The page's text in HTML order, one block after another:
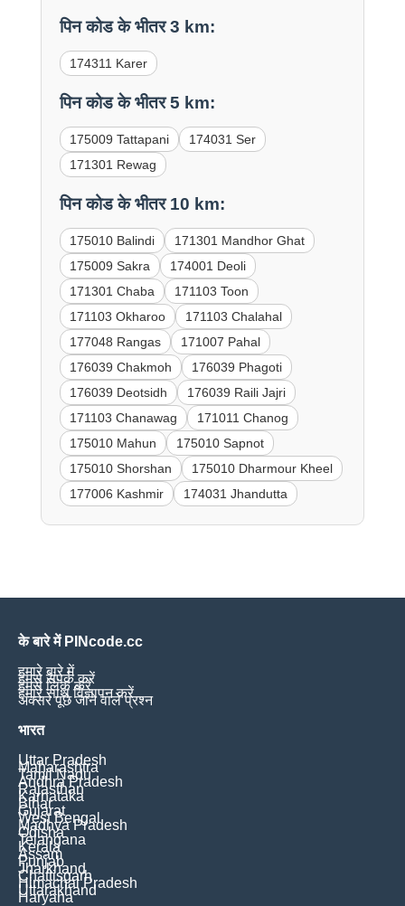
पिन कोड के भीतर 3 km:
174311 Karer
पिन कोड के भीतर 5 km:
175009 Tattapani
174031 Ser
171301 Rewag
पिन कोड के भीतर 10 km:
175010 Balindi
171301 Mandhor Ghat
175009 Sakra
174001 Deoli
171301 Chaba
171103 Toon
171103 Okharoo
171103 Chalahal
177048 Rangas
171007 Pahal
176039 Chakmoh
176039 Phagoti
176039 Deotsidh
176039 Raili Jajri
171103 Chanawag
171011 Chanog
175010 Mahun
175010 Sapnot
175010 Shorshan
175010 Dharmour Kheel
177006 Kashmir
174031 Jhandutta
के बारे में PINcode.cc
हमारे बारे में
हमसे संपर्क करें
हमसे लिंक करें
हमारे साथ विज्ञापन करें
अक्सर पूछे जाने वाले प्रश्न
भारत
Uttar Pradesh
Maharashtra
Tamil Nadu
Andhra Pradesh
Rajasthan
Karnataka
Bihar
Gujarat
West Bengal
Madhya Pradesh
Odisha
Telangana
Kerala
Assam
Punjab
Jharkhand
Chattisgarh
Himachal Pradesh
Uttarakhand
Haryana